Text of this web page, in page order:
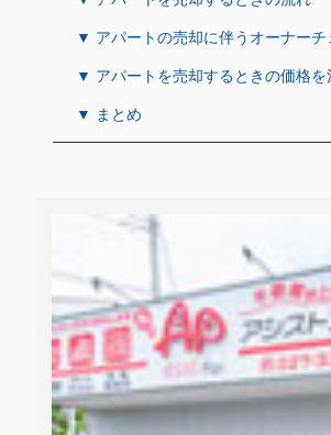
▼ アパートの売却に伴うオーナーチ
▼ アパートを売却するときの価格を
▼ まとめ